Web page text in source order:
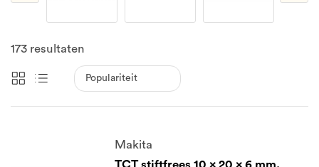
173 resultaten
Makita
TCT stiftfrees 10 x 20 x 6 mm,